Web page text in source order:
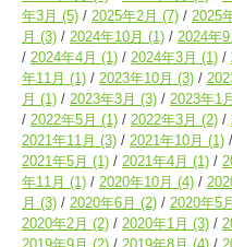
年3月 (5) 2025年2月 (7) 2025
月 (3) 2024年10月 (1) 2024年9
2024年4月 (1) 2024年3月 (1)
年11月 (1) 2023年10月 (3)
月 (1) 2023年3月 (3) 2023年1
2022年5月 (1) 2022年3月 (2)
2021年11月 (3) 2021年10月 (1)
2021年5月 (1) 2021年4月 (1)
年11月 (1) 2020年10月 (4)
月 (3) 2020年6月 (2) 2020年5
2020年2月 (2) 2020年1月 (3)